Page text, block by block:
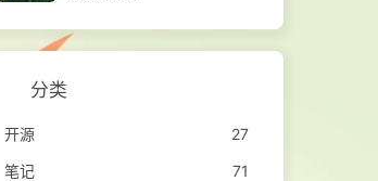
分类
开源
27
笔记
71